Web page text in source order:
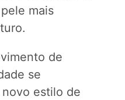
mais
de
se
estilo de